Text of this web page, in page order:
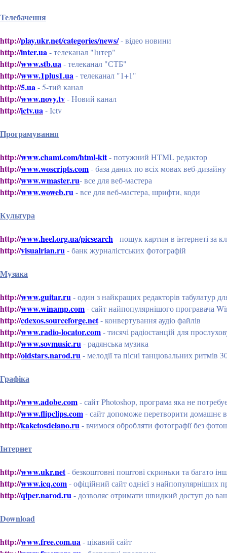
Телебачення
http://play.ukr.net/categories/news/- відео новини
http://inter.ua- телеканал "Інтер"
http://www.stb.ua- телеканал "СТБ"
http://www.1plus1.ua- телеканал "1+1"
http://5.ua- 5-тий канал
http://www.novy.tv- Новий канал
http://ictv.ua- Ictv
Програмування
http://www.chami.com/html-kit- потужний HTML редактор
http://www.woscripts.com- база даних по всіх мовах веб-дизайну
http://www.wmaster.ru- все для веб-мастера
http://www.woweb.ru- все для веб-мастера, шрифти, коди
Культура
http://www.heel.org.ua/picsearch- пошук картин в інтернеті за
http://visualrian.ru- банк журналістських фотографій
Музика
http://www.guitar.ru- один з найкращих редакторів табулатур
http://www.winamp.com- сайт найпопулярнішого програвача
http://cdexos.sourceforge.net- конвертування аудіо файлів
http://www.radio-locator.com- тисячі радіостанцій для
http://www.sovmusic.ru- радянська музика
http://oldstars.narod.ru- мелодії та пісні танцювальних ритмів
Графіка
http://www.adobe.com- сайт Photoshop, програма яка не
http://www.flipclips.com- сайт допоможе перетворити домашнє
http://kaketosdelano.ru- вчимося обробляти фотографії без
Інтернет
http://www.ukr.net- безкоштовні поштові скриньки та багато
http://www.icq.com- офіційний сайт однієї з найпопулярніших
http://qiper.narod.ru- дозволяє отримати швидкий доступ до
Download
http://www.free.com.ua- цікавий сайт